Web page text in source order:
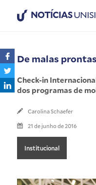
NOTÍCIAS
De malas prontas
Check-in
dos programas de
Carolina Schaefer
21 de junho de 2016
Institucional